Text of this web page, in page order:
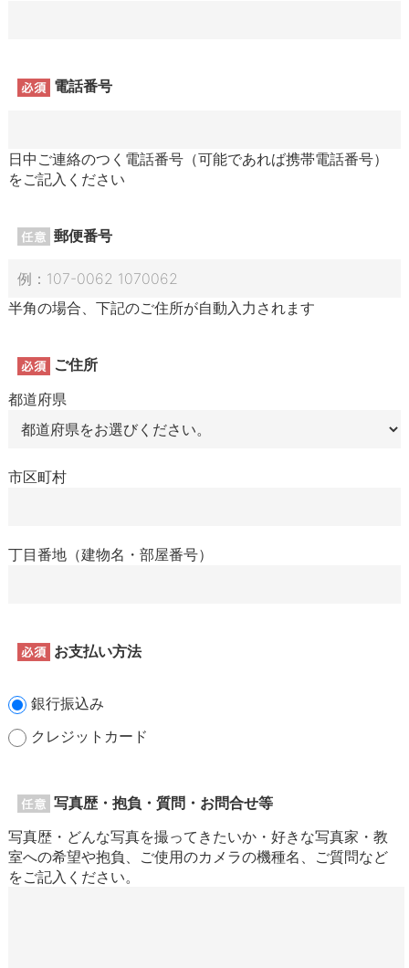
電話番号
日中ご連絡のつく電話番号（可能であれば携帯電話番号）
をご記入ください
郵便番号
半角の場合、下記のご住所が自動入力されます
ご住所
都道府県
市区町村
丁目番地（建物名・部屋番号）
お支払い方法
銀行振込み
クレジットカード
写真歴・抱負・質問・お問合せ等
写真歴・どんな写真を撮ってきたいか・好きな写真家・教
室への希望や抱負、ご使用のカメラの機種名、ご質問など
をご記入ください。